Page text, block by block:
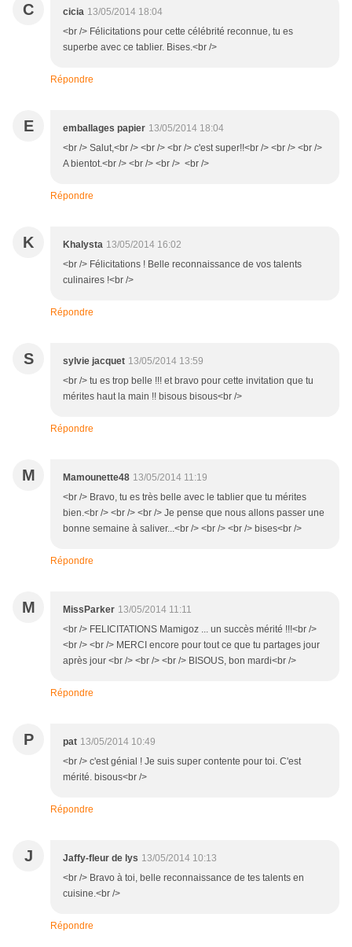
C cicia 13/05/2014 18:04
<br /> Félicitations pour cette célébrité reconnue, tu es
superbe avec ce tablier. Bises.<br />
Répondre
E emballages papier 13/05/2014 18:04
<br /> Salut,<br /> <br /> <br /> c'est super!!<br /> <br /> <br />
A bientot.<br /> <br /> <br /> <br />
Répondre
K Khalysta 13/05/2014 16:02
<br /> Félicitations ! Belle reconnaissance de vos talents
culinaires !<br />
Répondre
S sylvie jacquet 13/05/2014 13:59
<br /> tu es trop belle !!! et bravo pour cette invitation que tu
mérites haut la main !! bisous bisous<br />
Répondre
M Mamounette48 13/05/2014 11:19
<br /> Bravo, tu es très belle avec le tablier que tu mérites
bien.<br /> <br /> <br /> Je pense que nous allons passer une
bonne semaine à saliver...<br /> <br /> <br /> bises<br />
Répondre
M MissParker 13/05/2014 11:11
<br /> FELICITATIONS Mamigoz ... un succès mérité !!!<br />
<br /> <br /> MERCI encore pour tout ce que tu partages jour
après jour <br /> <br /> <br /> BISOUS, bon mardi<br />
Répondre
P pat 13/05/2014 10:49
<br /> c'est génial ! Je suis super contente pour toi. C'est
mérité. bisous<br />
Répondre
J Jaffy-fleur de lys 13/05/2014 10:13
<br /> Bravo à toi, belle reconnaissance de tes talents en
cuisine.<br />
Répondre